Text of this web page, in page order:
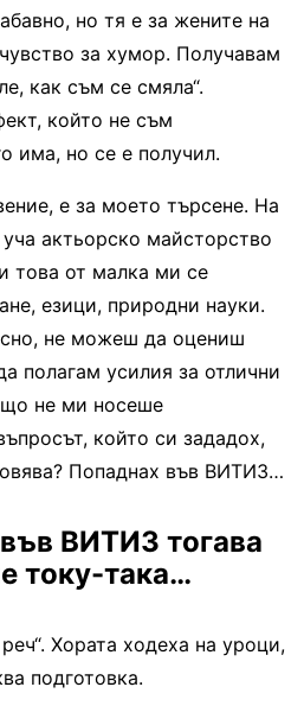
но тя е за жените на
за хумор. Получавам
как съм се смяла“.
който не съм
има, но се е получил.
е за моето търсене. На
актьорско майсторство
това от малка ми се
езици, природни науки.
не можеш да оцениш
полагам усилия за отлични
не ми носеше
който си зададох,
Попаднах във ВИТИЗ…
ВИТИЗ тогава
току-така…
Хората ходеха на уроци,
подготовка.